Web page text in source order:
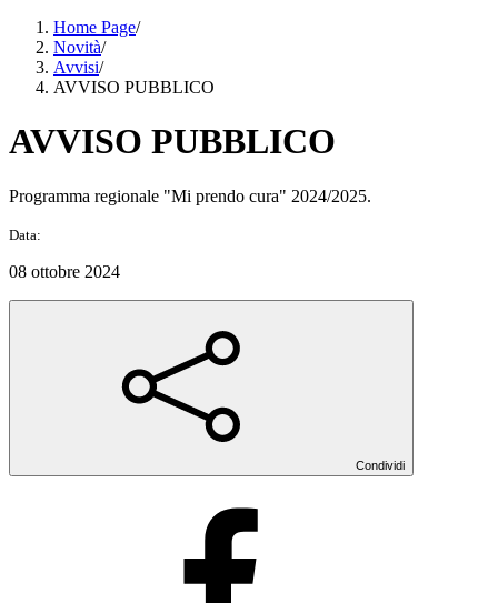
Home Page/
Novità/
Avvisi/
AVVISO PUBBLICO
AVVISO PUBBLICO
Programma regionale "Mi prendo cura" 2024/2025.
Data:
08 ottobre 2024
Condividi